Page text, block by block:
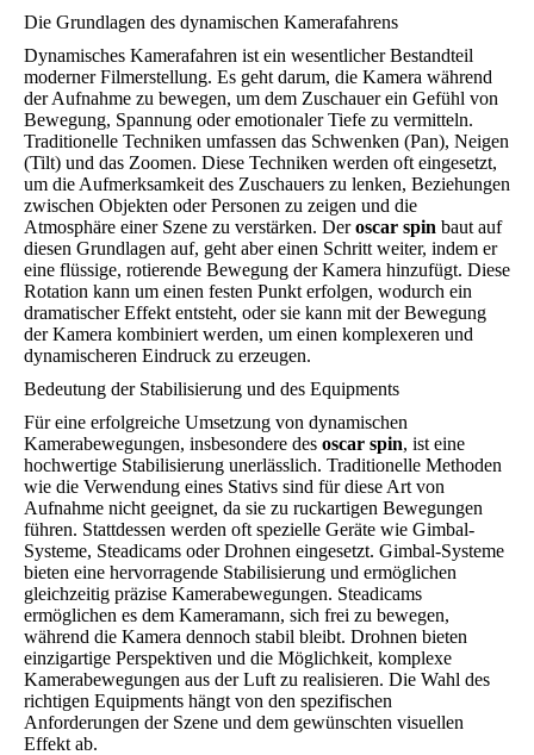
Die Grundlagen des dynamischen Kamerafahrens
Dynamisches Kamerafahren ist ein wesentlicher Bestandteil
moderner Filmerstellung. Es geht darum, die Kamera während
der Aufnahme zu bewegen, um dem Zuschauer ein Gefühl von
Bewegung, Spannung oder emotionaler Tiefe zu vermitteln.
Traditionelle Techniken umfassen das Schwenken (Pan), Neigen
(Tilt) und das Zoomen. Diese Techniken werden oft eingesetzt,
um die Aufmerksamkeit des Zuschauers zu lenken, Beziehungen
zwischen Objekten oder Personen zu zeigen und die
Atmosphäre einer Szene zu verstärken. Deroscar spin baut auf
diesen Grundlagen auf, geht aber einen Schritt weiter, indem er
eine flüssige, rotierende Bewegung der Kamera hinzufügt. Diese
Rotation kann um einen festen Punkt erfolgen, wodurch ein
dramatischer Effekt entsteht, oder sie kann mit der Bewegung
der Kamera kombiniert werden, um einen komplexeren und
dynamischeren Eindruck zu erzeugen.
Bedeutung der Stabilisierung und des Equipments
Für eine erfolgreiche Umsetzung von dynamischen
Kamerabewegungen, insbesondere des oscar spin, ist eine
hochwertige Stabilisierung unerlässlich. Traditionelle Methoden
wie die Verwendung eines Stativs sind für diese Art von
Aufnahme nicht geeignet, da sie zu ruckartigen Bewegungen
führen. Stattdessen werden oft spezielle Geräte wie Gimbal-
Systeme, Steadicams oder Drohnen eingesetzt. Gimbal-Systeme
bieten eine hervorragende Stabilisierung und ermöglichen
gleichzeitig präzise Kamerabewegungen. Steadicams
ermöglichen es dem Kameramann, sich frei zu bewegen,
während die Kamera dennoch stabil bleibt. Drohnen bieten
einzigartige Perspektiven und die Möglichkeit, komplexe
Kamerabewegungen aus der Luft zu realisieren. Die Wahl des
richtigen Equipments hängt von den spezifischen
Anforderungen der Szene und dem gewünschten visuellen
Effekt ab.